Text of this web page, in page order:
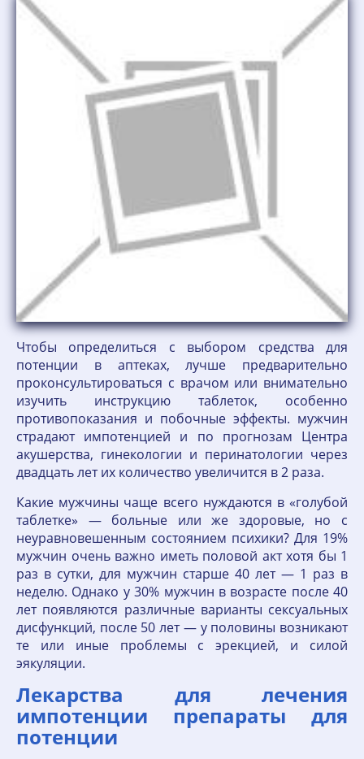
Чтобы определиться с выбором средства для
потенции в аптеках, лучше предварительно
проконсультироваться с врачом или внимательно
изучить инструкцию таблеток, особенно
противопоказания и побочные эффекты. мужчин
страдают импотенцией и по прогнозам Центра
акушерства, гинекологии и перинатологии через
двадцать лет их количество увеличится в 2 раза.
Какие мужчины чаще всего нуждаются в «голубой
таблетке» — больные или же здоровые, но с
неуравновешенным состоянием психики? Для 19%
мужчин очень важно иметь половой акт хотя бы 1
раз в сутки, для мужчин старше 40 лет — 1 раз в
неделю. Однако у 30% мужчин в возрасте после 40
лет появляются различные варианты сексуальных
дисфункций, после 50 лет — у половины возникают
те или иные проблемы с эрекцией, и силой
эякуляции.
Лекарства для лечения
импотенции препараты для
потенции